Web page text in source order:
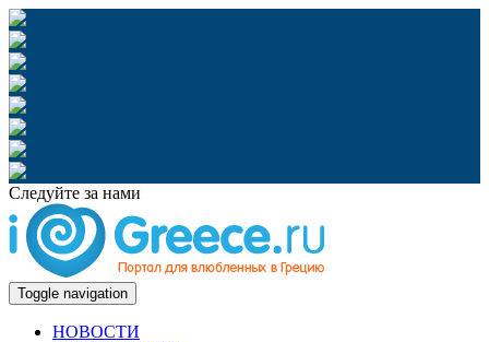
Следуйте за нами
Toggle navigation
НОВОСТИ